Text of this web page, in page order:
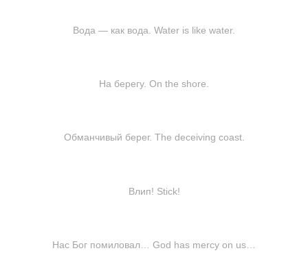
Вода — как вода. Water is like water.
На берегу. On the shore.
Обманчивый берег. The deceiving coast.
Влип! Stick!
Нас Бог помиловал… God has mercy on us…